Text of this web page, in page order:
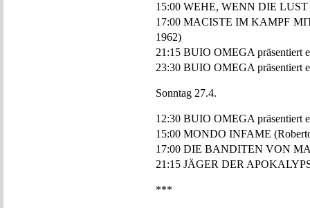
15:00 WEHE, WENN DIE
17:00 MACISTE IM KAMPF
1962)
21:15 BUIO OMEGA präsentiert
23:30 BUIO OMEGA präsentiert
Sonntag 27.4.
12:30 BUIO OMEGA präsentiert
15:00 MONDO INFAME
17:00 DIE BANDITEN VON
21:15 JÄGER DER
***